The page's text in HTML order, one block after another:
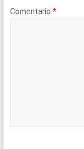
Comentario *